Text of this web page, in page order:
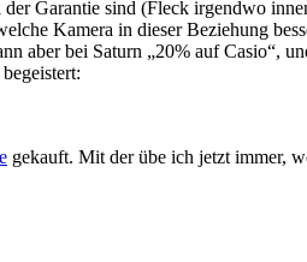
Garantie sind (Fleck irgendwo
Kamera in dieser Beziehung
aber bei Saturn „20% auf Casio“,
gekauft. Mit der übe ich jetzt immer,